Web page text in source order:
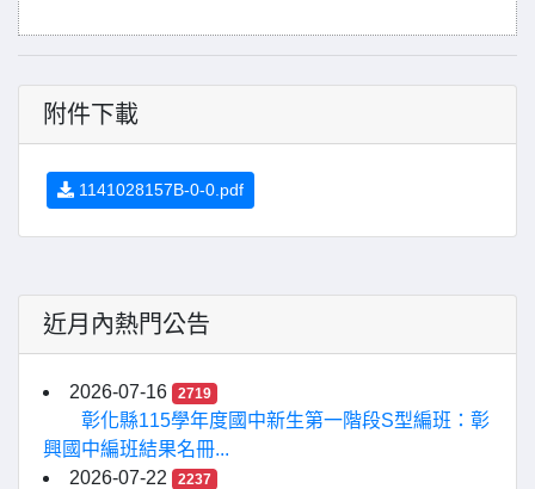
附件下載
1141028157B-0-0.pdf
近月內熱門公告
2026-07-16 2719
彰化縣115學年度國中新生第一階段S型編班：彰
興國中編班結果名冊...
2026-07-22
2237